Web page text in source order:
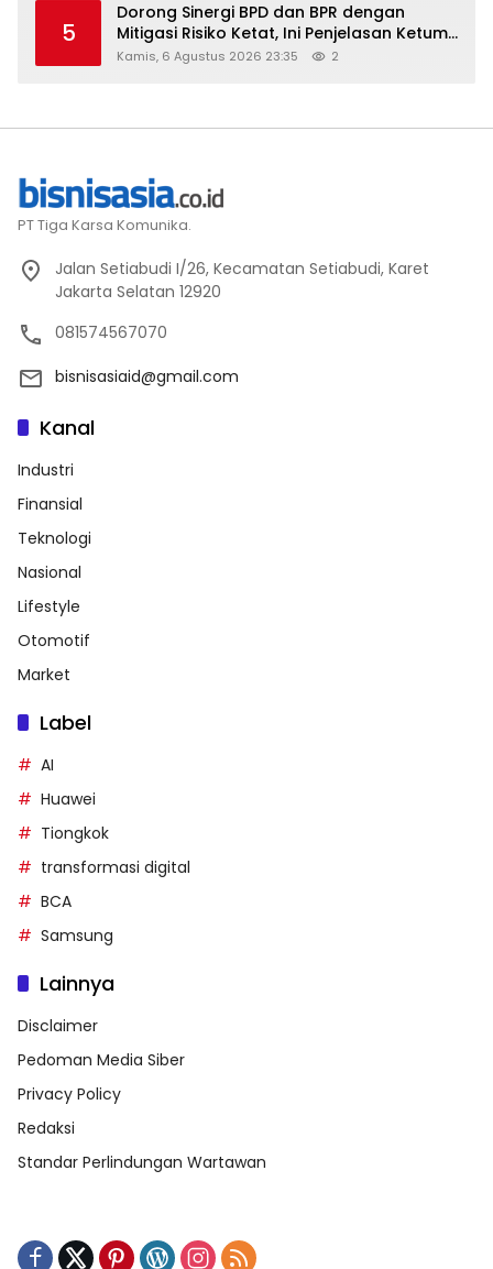
5
Dorong Sinergi BPD dan BPR dengan
Mitigasi Risiko Ketat, Ini Penjelasan Ketum
Asbanda
Kamis, 6 Agustus 2026 23:35 2
PT Tiga Karsa Komunika.
Jalan Setiabudi I/26, Kecamatan Setiabudi, Karet
Jakarta Selatan 12920
081574567070
bisnisasiaid@gmail.com
Kanal
Industri
Finansial
Teknologi
Nasional
Lifestyle
Otomotif
Market
Label
AI
Huawei
Tiongkok
transformasi digital
BCA
Samsung
Lainnya
Disclaimer
Pedoman Media Siber
Privacy Policy
Redaksi
Standar Perlindungan Wartawan